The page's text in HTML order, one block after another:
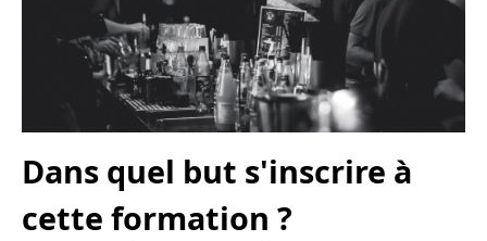
Dans quel but s'inscrire à
cette formation ?